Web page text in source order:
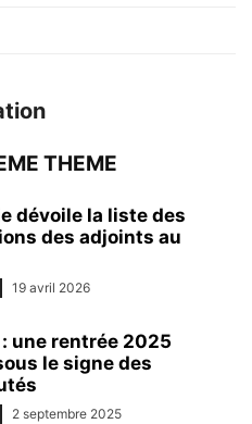
THEME
dévoile la liste des
des adjoints au
19 avril 2026
une rentrée 2025
le signe des
2 septembre 2025